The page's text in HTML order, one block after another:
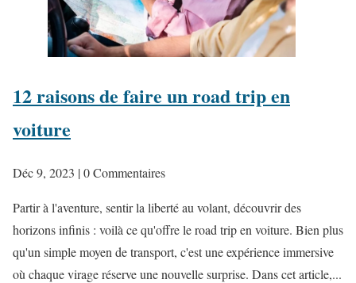
12 raisons de faire un road trip en
voiture
Déc 9, 2023 | 0 Commentaires
Partir à l'aventure, sentir la liberté au volant, découvrir des
horizons infinis : voilà ce qu'offre le road trip en voiture. Bien plus
qu'un simple moyen de transport, c'est une expérience immersive
où chaque virage réserve une nouvelle surprise. Dans cet article,...